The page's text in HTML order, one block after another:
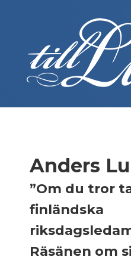
Anders
”Om du tror
finländska
Räsänen om